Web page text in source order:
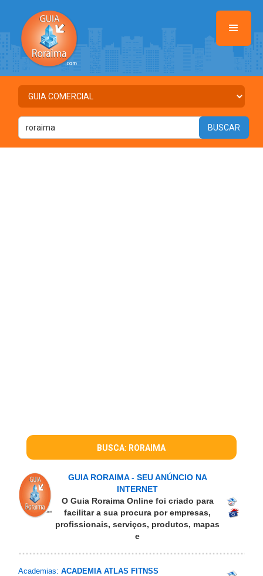
BUSCA: RORAIMA
GUIA RORAIMA - SEU ANÚNCIO NA
INTERNET
O Guia Roraima Online foi criado para
facilitar a sua procura por empresas,
profissionais, serviços, produtos, mapas
e
Academias: ACADEMIA ATLAS FITNSS